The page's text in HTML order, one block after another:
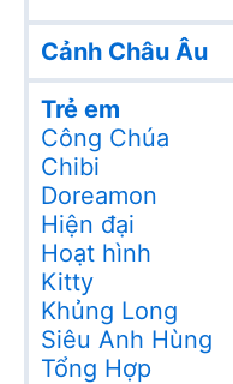
Cảnh Châu Âu
Trẻ em
Công Chúa
Chibi
Doreamon
Hiện đại
Hoạt hình
Kitty
Khủng Long
Siêu Anh Hùng
Tổng Hợp